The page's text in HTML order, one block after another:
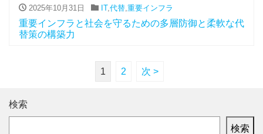
2025年10月31日 IT,代替,重要インフラ
重要インフラと社会を守るための多層防御と柔軟な代
替策の構築力
1 2 次 >
検索
検索